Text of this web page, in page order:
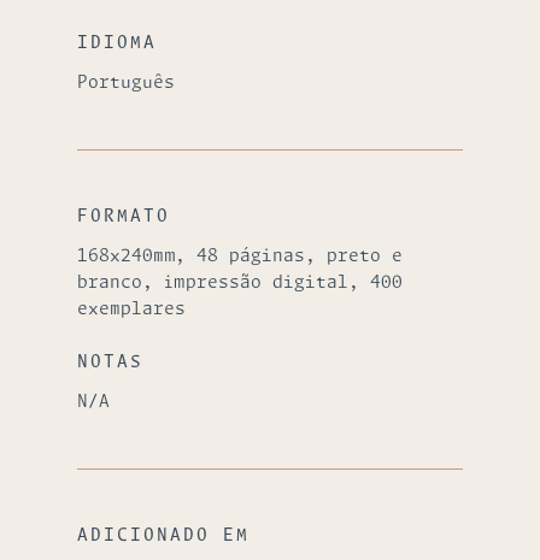
IDIOMA
Português
FORMATO
168x240mm, 48 páginas, preto e
branco, impressão digital, 400
exemplares
NOTAS
N/A
ADICIONADO EM